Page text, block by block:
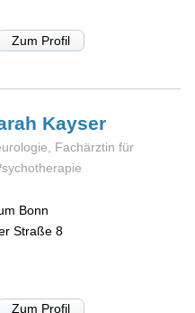
Zum Profil
Kayser
Fachärztin für
Bonn
Straße 8
Zum Profil